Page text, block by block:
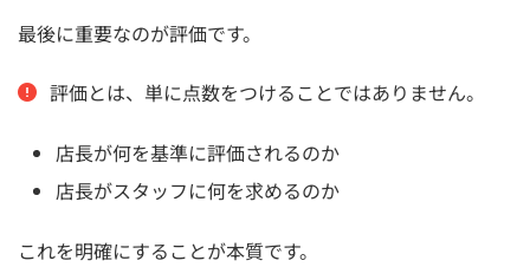
最後に重要なのが評価です。
評価とは、単に点数をつけることではありません。
店長が何を基準に評価されるのか
店長がスタッフに何を求めるのか
これを明確にすることが本質です。